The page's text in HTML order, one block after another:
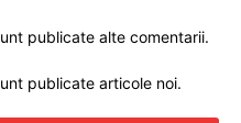
publicate alte comentarii.
publicate articole noi.